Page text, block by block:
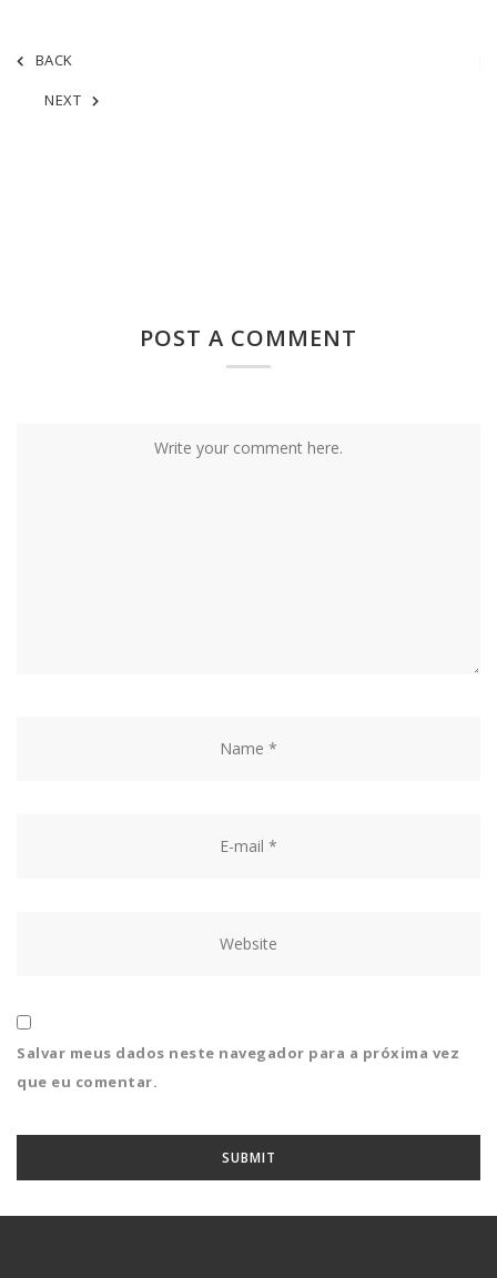
BACK
NEXT
POST A COMMENT
Salvar meus dados neste navegador para a próxima vez
que eu comentar.